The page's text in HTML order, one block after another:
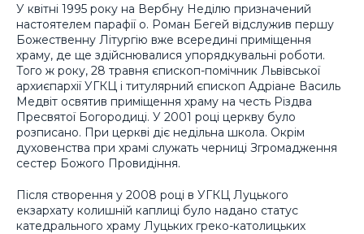
У квітні 1995 року на Вербну Неділю призначений
настоятелем парафії о. Роман Бегей відслужив першу
Божественну Літургію вже всередині приміщення
храму, де ще здійснювалися упорядкувальні роботи.
Того ж року, 28 травня єпископ-помічник Львівської
архиєпархії УГКЦ і титулярний єпископ Адріане Василь
Медвіт освятив приміщення храму на честь Різдва
Пресвятої Богородиці. У 2001 році церкву було
розписано. При церкві діє недільна школа. Окрім
духовенства при храмі служать черниці Згромадження
сестер Божого Провидіння.
Після створення у 2008 році в УГКЦ Луцького
екзархату колишній каплиці було надано статус
катедрального храму Луцьких греко-католицьких